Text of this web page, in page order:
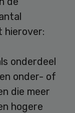
hierover:
onderdeel
onder- of
die meer
hogere